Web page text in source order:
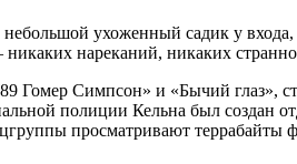
ухоженный садик у
нареканий, никаких
Гомер Симпсон» и «Бычий глаз»,
полиции Кельна был создан
просматривают террабайты